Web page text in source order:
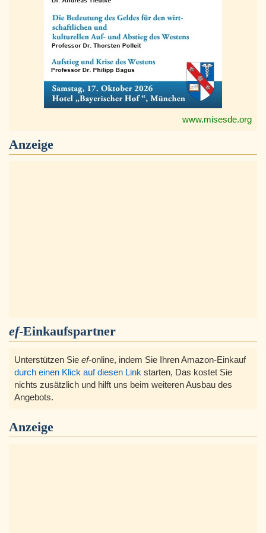
www.misesde.org
Anzeige
ef-Einkaufspartner
Unterstützen Sie ef-online, indem Sie Ihren Amazon-Einkauf
durch einen Klick auf diesen Link starten, Das kostet Sie
nichts zusätzlich und hilft uns beim weiteren Ausbau des
Angebots.
Anzeige